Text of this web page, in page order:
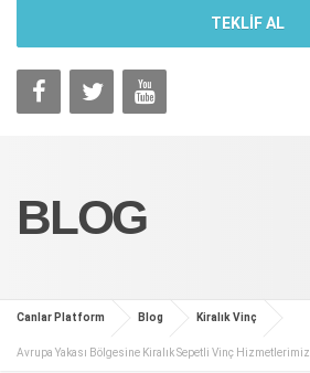
TEKLİF AL
BLOG
Canlar Platform Blog Kiralık Vinç
Avrupa Yakası Bölgesine Kiralık Sepetli Vinç Hizmetlerimiz